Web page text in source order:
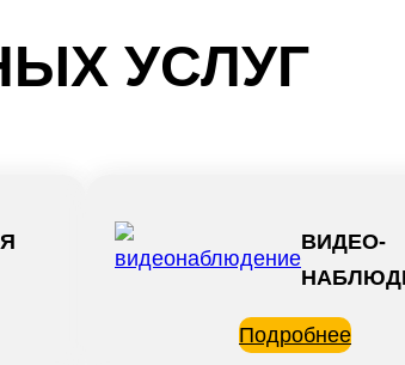
УСЛУГ
ВИДЕО-
Подробнее